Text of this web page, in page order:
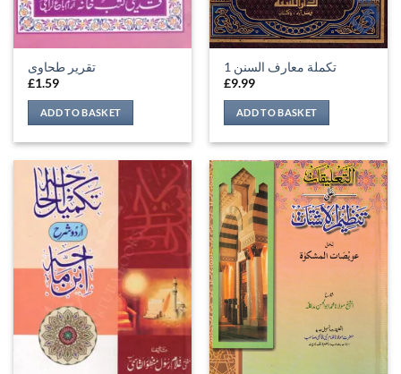
تقریر طحاوی
£1.59
ADD TO BASKET
تكملة معارف السنن 1
£9.99
ADD TO BASKET